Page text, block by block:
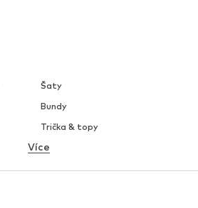
Šaty
Bundy
Trička & topy
Spodní prádlo
Halenky & tuniky
Více